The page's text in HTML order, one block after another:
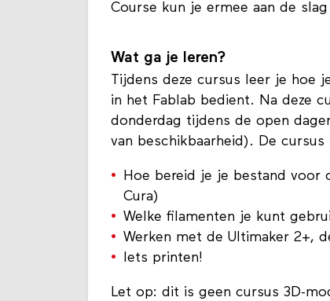
Course kun je ermee aan de
Wat ga je leren?
Tijdens deze cursus leer je hoe
in het Fablab bedient. Na deze
donderdag tijdens de open
van beschikbaarheid). De cursus
Hoe bereid je je bestand voor
Cura)
Welke filamenten je kunt
Werken met de Ultimaker 2+,
Iets printen!
Let op: dit is geen cursus 3D-